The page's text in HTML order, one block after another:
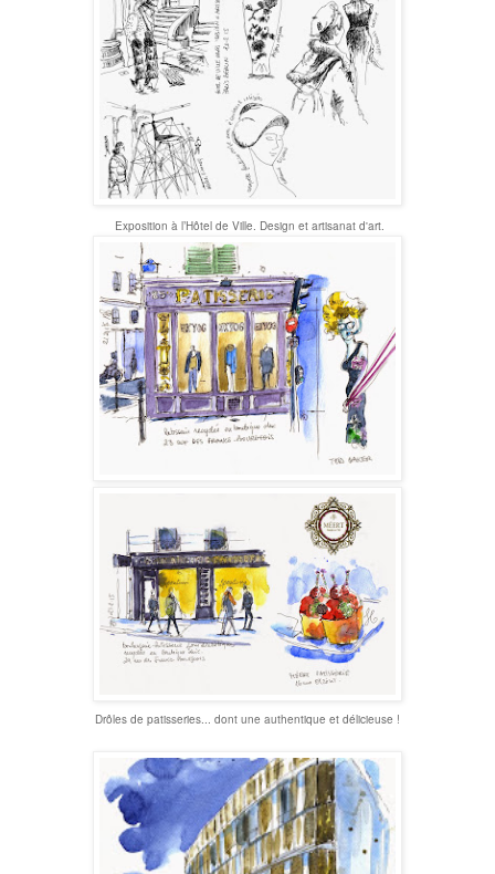
Exposition à l’Hôtel de Ville. Design et artisanat d'art.
Drôles de patisseries... dont une authentique et délicieuse !